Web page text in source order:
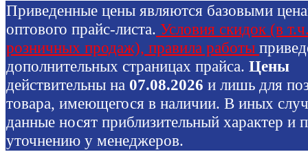
Приведенные цены являются базовыми
оптового прайс-листа. Условия скидок (в
розничных продаж), правила работы
дополнительных страницах прайса. Цены
действительны на 07.08.2026 и лишь для
товара, имеющегося в наличии. В иных
данные носят приблизительный характер и
уточнению у менеджеров.